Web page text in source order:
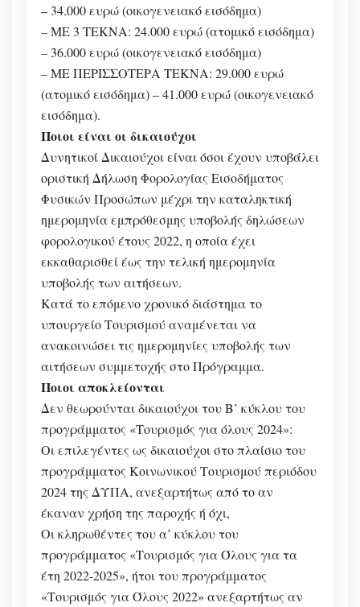
– 34.000 ευρώ (οικογενειακό εισόδημα)
– ΜΕ 3 ΤΕΚΝΑ: 24.000 ευρώ (ατομικό εισόδημα)
– 36.000 ευρώ (οικογενειακό εισόδημα)
– ΜΕ ΠΕΡΙΣΣΟΤΕΡΑ ΤΕΚΝΑ: 29.000 ευρώ
(ατομικό εισόδημα) – 41.000 ευρώ (οικογενειακό
εισόδημα).
Ποιοι είναι οι δικαιούχοι
Δυνητικοί Δικαιούχοι είναι όσοι έχουν υποβάλει
οριστική Δήλωση Φορολογίας Εισοδήματος
Φυσικών Προσώπων μέχρι την καταληκτική
ημερομηνία εμπρόθεσμης υποβολής δηλώσεων
φορολογικού έτους 2022, η οποία έχει
εκκαθαρισθεί έως την τελική ημερομηνία
υποβολής των αιτήσεων.
Κατά το επόμενο χρονικό διάστημα το
υπουργείο Τουρισμού αναμένεται να
ανακοινώσει τις ημερομηνίες υποβολής των
αιτήσεων συμμετοχής στο Πρόγραμμα.
Ποιοι αποκλείονται
Δεν θεωρούνται δικαιούχοι του Β’ κύκλου του
προγράμματος «Τουρισμός για όλους 2024»:
Οι επιλεγέντες ως δικαιούχοι στο πλαίσιο του
προγράμματος Κοινωνικού Τουρισμού περιόδου
2024 της ΔΥΠΑ, ανεξαρτήτως από το αν
έκαναν χρήση της παροχής ή όχι,
Οι κληρωθέντες του α’ κύκλου του
προγράμματος «Τουρισμός για Όλους για τα
έτη 2022-2025», ήτοι του προγράμματος
«Τουρισμός για Όλους 2022» ανεξαρτήτως αν